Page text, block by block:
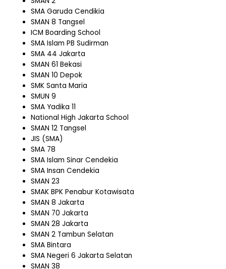
SMA Garuda Cendikia
SMAN 8 Tangsel
ICM Boarding School
SMA Islam PB Sudirman
SMA 44 Jakarta
SMAN 61 Bekasi
SMAN 10 Depok
SMK Santa Maria
SMUN 9
SMA Yadika 11
National High Jakarta School
SMAN 12 Tangsel
JIS (SMA)
SMA 78
SMA Islam Sinar Cendekia
SMA Insan Cendekia
SMAN 23
SMAK BPK Penabur Kotawisata
SMAN 8 Jakarta
SMAN 70 Jakarta
SMAN 28 Jakarta
SMAN 2 Tambun Selatan
SMA Bintara
SMA Negeri 6 Jakarta Selatan
SMAN 38